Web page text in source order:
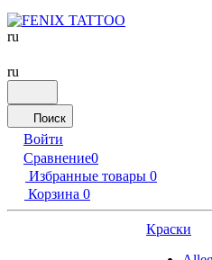
ru
ru
Поиск
Войти
Сравнение0
Избранные товары 0
Корзина 0
Краски